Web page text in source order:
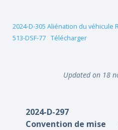
2024-D-305 Aliénation du véhicule
513-DSF-77 Télécharger
Updated on 18
2024-D-297
Convention de mise